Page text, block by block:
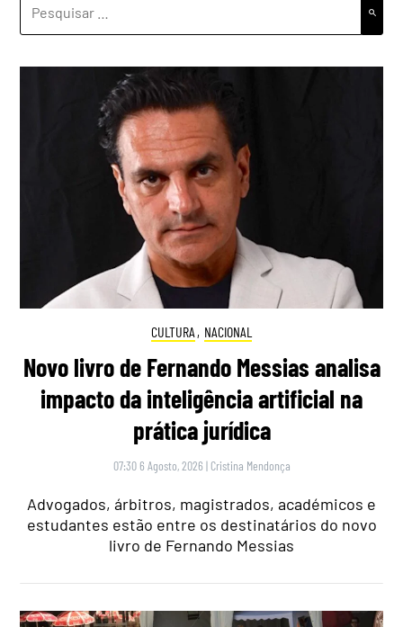
CULTURA , NACIONAL
Novo livro de Fernando Messias analisa
impacto da inteligência artificial na
prática jurídica
07:30 6 Agosto, 2026 | Cristina Mendonça
Advogados, árbitros, magistrados, académicos e
estudantes estão entre os destinatários do novo
livro de Fernando Messias